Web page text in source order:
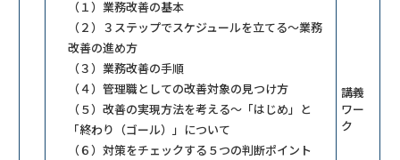
（１）業務改善の基本
（２）３ステップでスケジュールを立てる～業務
改善の進め方
（３）業務改善の手順
（４）管理職としての改善対象の見つけ方
（５）改善の実現方法を考える～「はじめ」と
「終わり（ゴール）」について
（６）対策をチェックする５つの判断ポイント
講義
ワー
ク